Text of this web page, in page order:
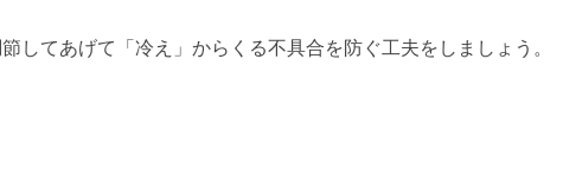
してあげて「冷え」からくる不具合を防ぐ工夫をしましょう。